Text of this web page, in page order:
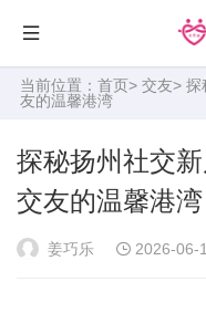
当前位置： 首页> 交友>
友的温馨港湾
探秘扬州社交
交友的温馨港湾
姜巧乐 2026-06-